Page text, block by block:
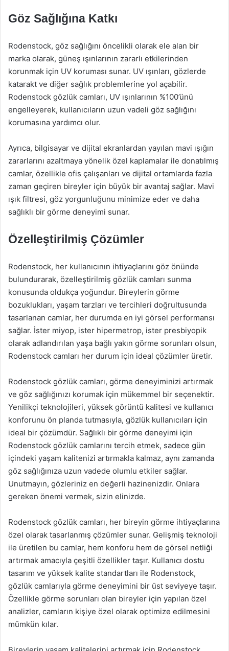
Göz Sağlığına Katkı
Rodenstock, göz sağlığını öncelikli olarak ele alan bir
marka olarak, güneş ışınlarının zararlı etkilerinden
korunmak için UV koruması sunar. UV ışınları, gözlerde
katarakt ve diğer sağlık problemlerine yol açabilir.
Rodenstock gözlük camları, UV ışınlarının %100’ünü
engelleyerek, kullanıcıların uzun vadeli göz sağlığını
korumasına yardımcı olur.
Ayrıca, bilgisayar ve dijital ekranlardan yayılan mavi ışığın
zararlarını azaltmaya yönelik özel kaplamalar ile donatılmış
camlar, özellikle ofis çalışanları ve dijital ortamlarda fazla
zaman geçiren bireyler için büyük bir avantaj sağlar. Mavi
ışık filtresi, göz yorgunluğunu minimize eder ve daha
sağlıklı bir görme deneyimi sunar.
Özelleştirilmiş Çözümler
Rodenstock, her kullanıcının ihtiyaçlarını göz önünde
bulundurarak, özelleştirilmiş gözlük camları sunma
konusunda oldukça yoğundur. Bireylerin görme
bozuklukları, yaşam tarzları ve tercihleri doğrultusunda
tasarlanan camlar, her durumda en iyi görsel performansı
sağlar. İster miyop, ister hipermetrop, ister presbiyopik
olarak adlandırılan yaşa bağlı yakın görme sorunları olsun,
Rodenstock camları her durum için ideal çözümler üretir.
Rodenstock gözlük camları, görme deneyiminizi artırmak
ve göz sağlığınızı korumak için mükemmel bir seçenektir.
Yenilikçi teknolojileri, yüksek görüntü kalitesi ve kullanıcı
konforunu ön planda tutmasıyla, gözlük kullanıcıları için
ideal bir çözümdür. Sağlıklı bir görme deneyimi için
Rodenstock gözlük camlarını tercih etmek, sadece gün
içindeki yaşam kalitenizi artırmakla kalmaz, aynı zamanda
göz sağlığınıza uzun vadede olumlu etkiler sağlar.
Unutmayın, gözleriniz en değerli hazinenizdir. Onlara
gereken önemi vermek, sizin elinizde.
Rodenstock gözlük camları, her bireyin görme ihtiyaçlarına
özel olarak tasarlanmış çözümler sunar. Gelişmiş teknoloji
ile üretilen bu camlar, hem konforu hem de görsel netliği
artırmak amacıyla çeşitli özellikler taşır. Kullanıcı dostu
tasarım ve yüksek kalite standartları ile Rodenstock,
gözlük camlarıyla görme deneyimini bir üst seviyeye taşır.
Özellikle görme sorunları olan bireyler için yapılan özel
analizler, camların kişiye özel olarak optimize edilmesini
mümkün kılar.